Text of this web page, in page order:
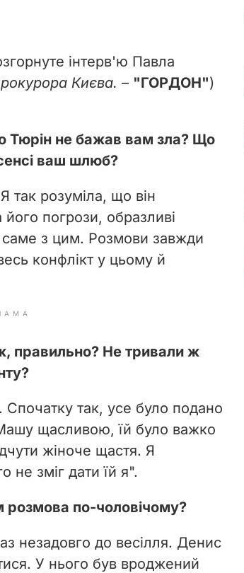
інтерв'ю Павла
Києва. – "ГОРДОН")
Тюрін не бажав вам зла? Що
ваш шлюб?
так розуміла, що він
погрози, образливі
саме з цим. Розмови завжди
конфлікт у цьому й
правильно? Не тривали ж
так, усе було подано
щасливою, їй було важко
жіноче щастя. Я
не зміг дати їй я".
розмова по-чоловічому?
незадовго до весілля. Денис
У нього був вроджений